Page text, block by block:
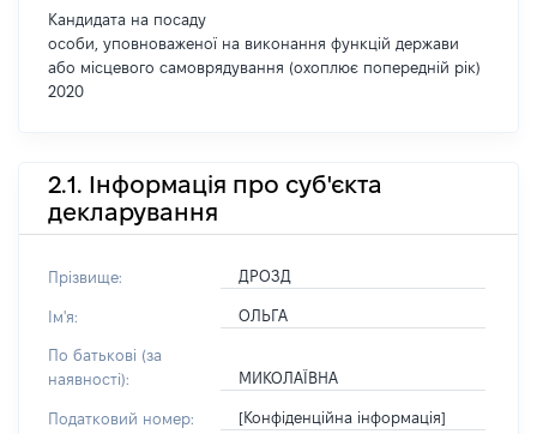
Кандидата на посаду
особи, уповноваженої на виконання функцій держави
або місцевого самоврядування (охоплює попередній рік)
2020
2.1. Інформація про суб'єкта
декларування
Прізвище: ДРОЗД
Ім'я: ОЛЬГА
По батькові (за
наявності):
МИКОЛАЇВНА
Податковий номер: [Конфіденційна інформація]